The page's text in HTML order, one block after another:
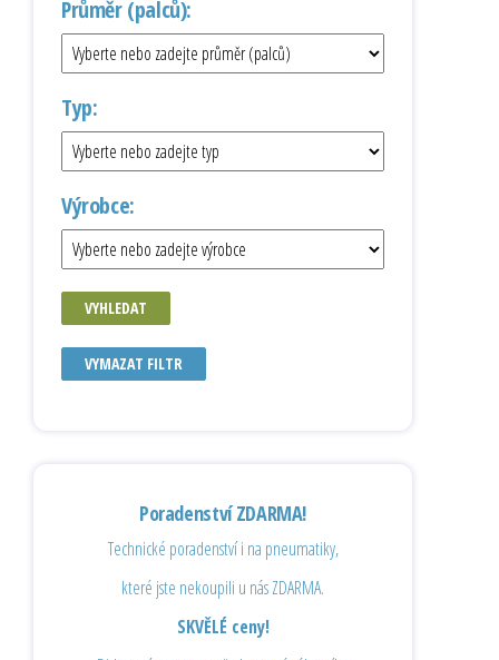
Průměr (palců):
Typ:
Výrobce:
VYHLEDAT
VYMAZAT FILTR
Poradenství ZDARMA!
Technické poradenství i na pneumatiky,
které jste nekoupili u nás ZDARMA.
SKVĚLÉ ceny!